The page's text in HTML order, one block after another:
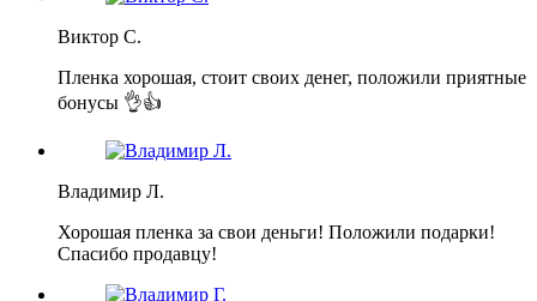
Виктор С.
Пленка хорошая, стоит своих денег, положили приятные
бонусы 👌👍
Владимир Л.
Хорошая пленка за свои деньги! Положили подарки!
Спасибо продавцу!